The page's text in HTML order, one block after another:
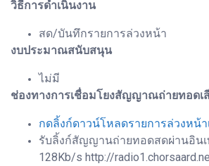
วิธีการดำเนินงาน
สด/บันทึกรายการล่วงหน้า
งบประมาณสนับสนุน
ไม่มี
ช่องทางการเชื่อมโยงสัญญาณถ่ายทอดเ
กดลิ้งก์ดาวน์โหลดรายการล่วงหน้า
รับลิ้งก์สัญญานถ่ายทอดสดผ่านอินเ
128Kb/s http://